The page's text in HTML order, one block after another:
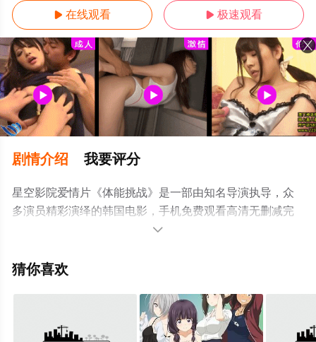
 在线观看  极速观看
剧情介绍 我要评分
星空影院爱情片《体能挑战》是一部由知名导演执导，众
多演员精彩演绎的韩国电影，手机免费观看高清无删减完
整版电影大全就上星空影视，更多相关信息可移步至豆瓣

猜你喜欢